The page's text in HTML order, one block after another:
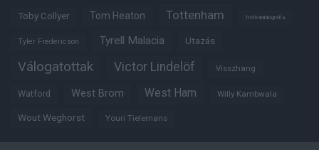
Toby Collyer Tom Heaton Tottenham Trófeabibliográfia
Tyler Fredericson Tyrell Malacia Utazás
Válogatottak Victor Lindelöf Visszhang
Watford West Brom West Ham Willy Kambwala
Wout Weghorst Youri Tielemans